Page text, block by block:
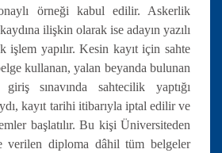
örneği kabul edilir. Askerlik
ilişkin olarak ise adayın yazılı
işlem yapılır. Kesin kayıt için sahte
kullanan, yalan beyanda bulunan
sınavında sahtecilik yaptığı
kayıt tarihi itibarıyla iptal edilir ve
başlatılır. Bu kişi Üniversiteden
verilen diploma dâhil tüm belgeler